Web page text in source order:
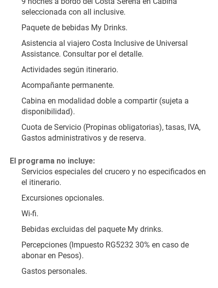
seleccionada con all inclusive.
Paquete de bebidas My Drinks.
Asistencia al viajero Costa Inclusive de Universal
Assistance. Consultar por el detalle.
Actividades según itinerario.
Acompañante permanente.
Cabina en modalidad doble a compartir (sujeta a
disponibilidad).
Cuota de Servicio (Propinas obligatorias), tasas, IVA,
Gastos administrativos y de reserva.
El programa no incluye:
Servicios especiales del crucero y no especificados en
el itinerario.
Excursiones opcionales.
Wi-fi.
Bebidas excluidas del paquete My drinks.
Percepciones (Impuesto RG5232 30% en caso de
abonar en Pesos).
Gastos personales.